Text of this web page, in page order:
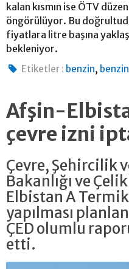
kalan kısmın ise ÖTV
öngörülüyor. Bu
fiyatlara litre başına
bekleniyor.
Etiketler : benzin,
Afşin-
çevre izni
Çevre, Şehircilik
Bakanlığı ve
Elbistan A Termik
yapılması
ÇED olumlu
etti.